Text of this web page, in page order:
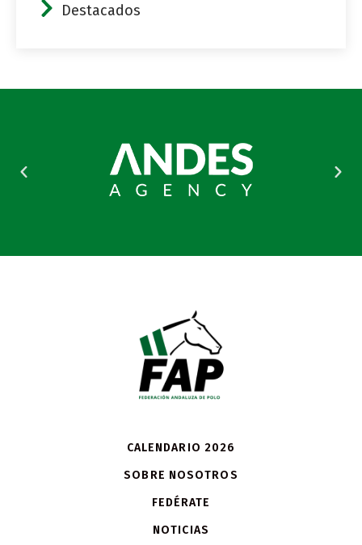
Destacados
CALENDARIO 2026
SOBRE NOSOTROS
FEDÉRATE
NOTICIAS